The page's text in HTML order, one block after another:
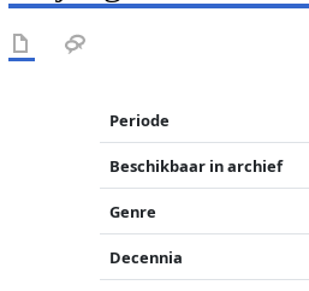
Periode
Beschikbaar in archief
Genre
Decennia